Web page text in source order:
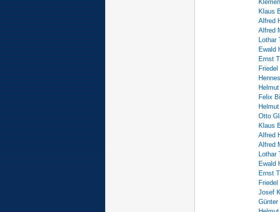
Klaus
Alfred
Alfred
Lothar
Ewald
Ernst
Felix
Otto
Klaus
Alfred
Alfred
Lothar
Ewald
Ernst
Josef
Günter